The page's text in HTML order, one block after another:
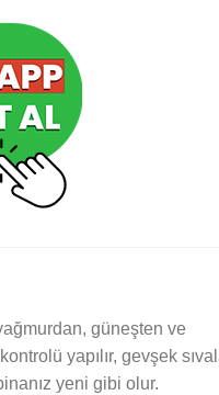
güneşten ve
yapılır, gevşek
yeni gibi olur.